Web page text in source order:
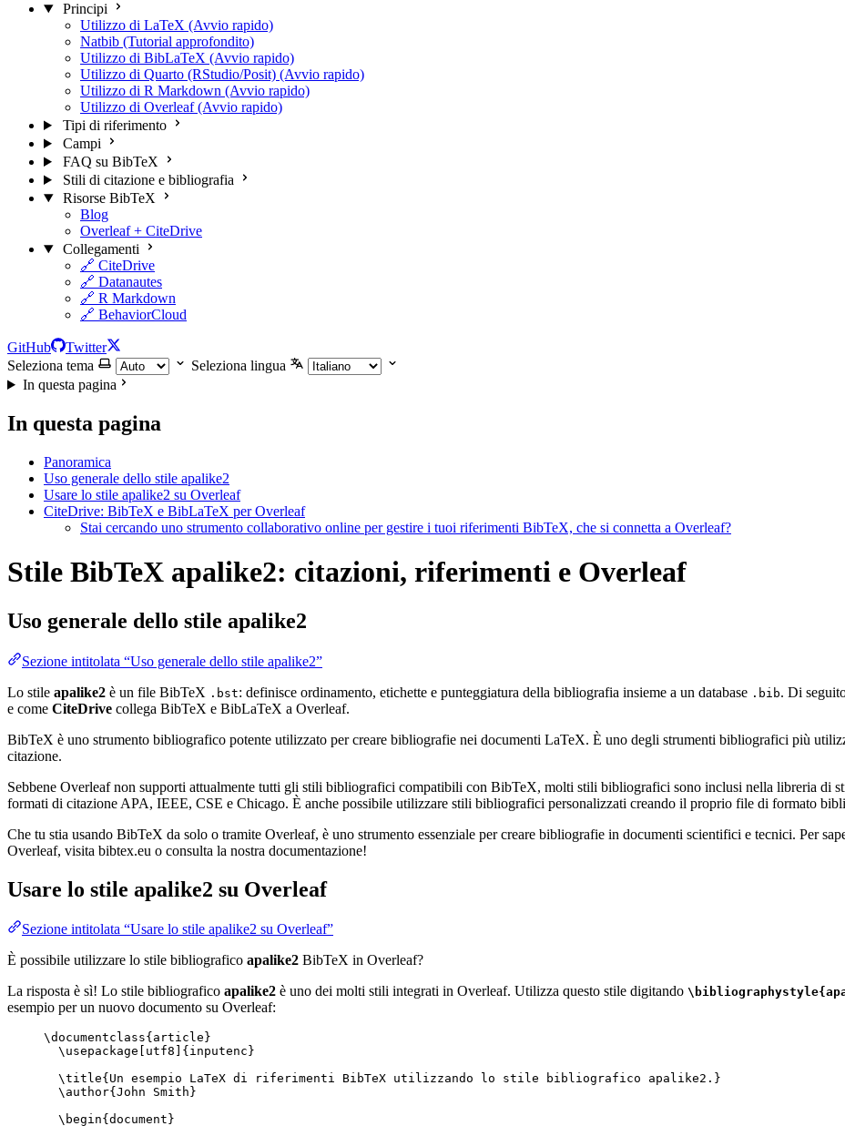
Principi
Utilizzo di LaTeX (Avvio rapido)
Natbib (Tutorial approfondito)
Utilizzo di BibLaTeX (Avvio rapido)
Utilizzo di Quarto (RStudio/Posit) (Avvio rapido)
Utilizzo di R Markdown (Avvio rapido)
Utilizzo di Overleaf (Avvio rapido)
Tipi di riferimento
Campi
FAQ su BibTeX
Stili di citazione e bibliografia
Risorse BibTeX
Blog
Overleaf + CiteDrive
Collegamenti
🔗 CiteDrive
🔗 Datanautes
🔗 R Markdown
🔗 BehaviorCloud
GitHub
Twitter
Seleziona tema
Seleziona lingua
In questa pagina
In questa pagina
Panoramica
Uso generale dello stile apalike2
Usare lo stile apalike2 su Overleaf
CiteDrive: BibTeX e BibLaTeX per Overleaf
Stai cercando uno strumento collaborativo online per gestire i tuoi riferimenti BibTeX, che si connetta a Overleaf?
Stile BibTeX apalike2: citazioni, riferimenti e Overleaf
Uso generale dello stile apalike2
Sezione intitolata “Uso generale dello stile apalike2”
Lo stile apalike2 è un file BibTeX .bst: definisce ordinamento, etichette e punteggiatura della bibliografia insieme a un database .bib. Di
e come CiteDrive collega BibTeX e BibLaTeX a Overleaf.
BibTeX è uno strumento bibliografico potente utilizzato per creare bibliografie nei documenti LaTeX. È uno degli strumenti bibliografici più
citazione.
Sebbene Overleaf non supporti attualmente tutti gli stili bibliografici compatibili con BibTeX, molti stili bibliografici sono inclusi nella libreria
formati di citazione APA, IEEE, CSE e Chicago. È anche possibile utilizzare stili bibliografici personalizzati creando il proprio file di formato
Che tu stia usando BibTeX da solo o tramite Overleaf, è uno strumento essenziale per creare bibliografie in documenti scientifici e tecnici. Per
Overleaf, visita bibtex.eu o consulta la nostra documentazione!
Usare lo stile apalike2 su Overleaf
Sezione intitolata “Usare lo stile apalike2 su Overleaf”
È possibile utilizzare lo stile bibliografico apalike2 BibTeX in Overleaf?
La risposta è sì! Lo stile bibliografico apalike2 è uno dei molti stili integrati in Overleaf. Utilizza questo stile digitando
esempio per un nuovo documento su Overleaf:
\documentclass{ article }
\usepackage
utf8 ]{ inputenc }
\title{Un esempio LaTeX di riferimenti BibTeX utilizzando lo stile bibliografico apalike2.}
\author{John Smith}
\begin{ document }